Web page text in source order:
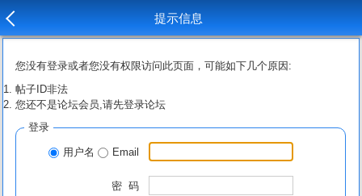
提示信息
您没有登录或者您没有权限访问此页面，可能如下几个原因:
帖子ID非法
您还不是论坛会员,请先登录论坛
登录
用户名 Email
密 码